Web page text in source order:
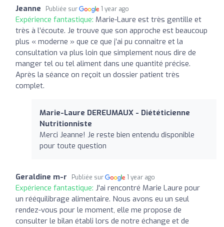
Jeanne Publiée sur 1 year ago
Expérience fantastique: Marie-Laure est très gentille et
très à l’écoute. Je trouve que son approche est beaucoup
plus « moderne » que ce que j’ai pu connaitre et la
consultation va plus loin que simplement nous dire de
manger tel ou tel aliment dans une quantité précise.
Après la séance on reçoit un dossier patient très
complet.
Marie-Laure DEREUMAUX - Diététicienne
Nutritionniste
Merci Jeanne! Je reste bien entendu disponible
pour toute question
Geraldine m-r Publiée sur 1 year ago
Expérience fantastique: J'ai rencontré Marie Laure pour
un rééquilibrage alimentaire. Nous avons eu un seul
rendez-vous pour le moment, elle me propose de
consulter le bilan établi lors de notre échange et de